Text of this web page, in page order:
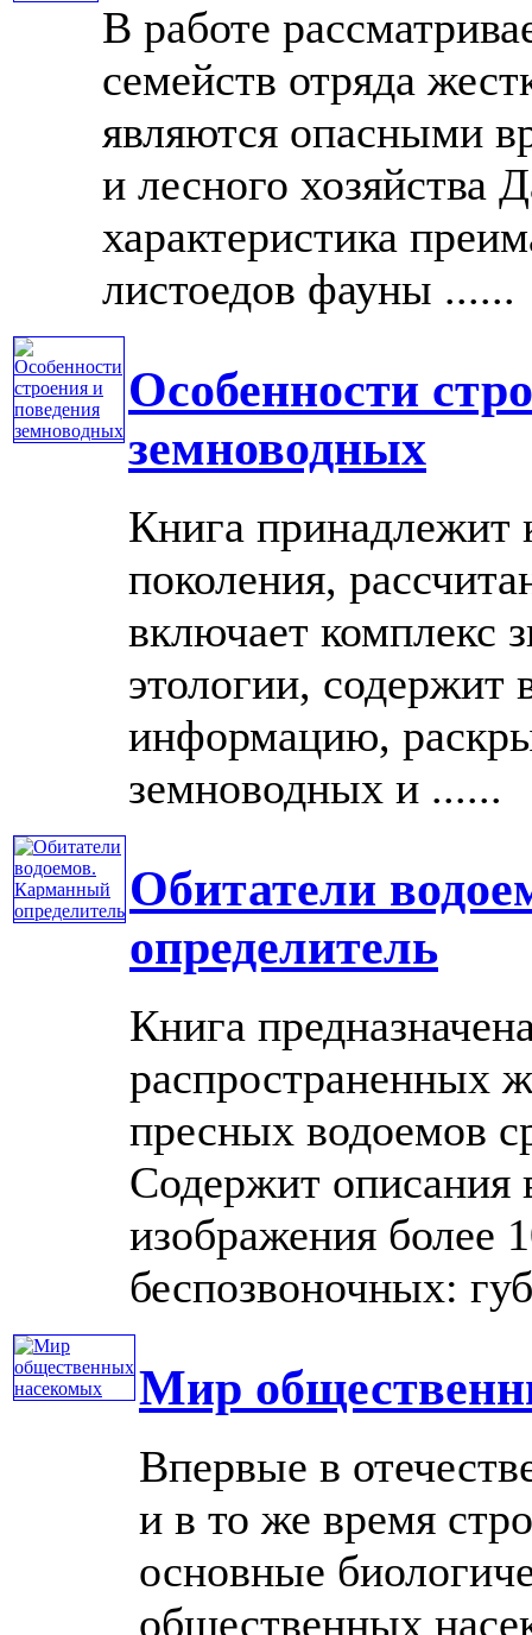
В работе
семейств отряда
являются опасными
и лесного хозяйства
характеристика
листоедов фауны ......
Особенности
земноводных
Книга принадлежит
поколения,
включает комплекс
этологии, содержит
информацию,
земноводных и ......
Обитатели
определитель
Книга
распространенных
пресных водоемов
Содержит описания
изображения более
беспозвоночных:
Мир
Впервые в
и в то же время
основные
общественных